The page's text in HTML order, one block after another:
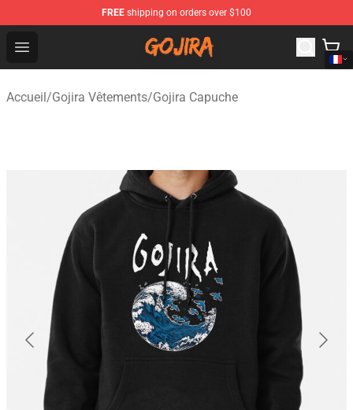
FREE shipping on orders over $100
Open menu
Gojira Shop - Official Gojira Merchandise Store
Accueil/Gojira Vêtements/Gojira Capuche